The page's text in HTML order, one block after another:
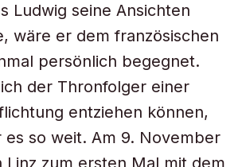
Ludwig seine Ansichten
wäre er dem französischen
persönlich begegnet.
der Thronfolger einer
entziehen können,
es so weit. Am 9. November
Linz zum ersten Mal mit dem